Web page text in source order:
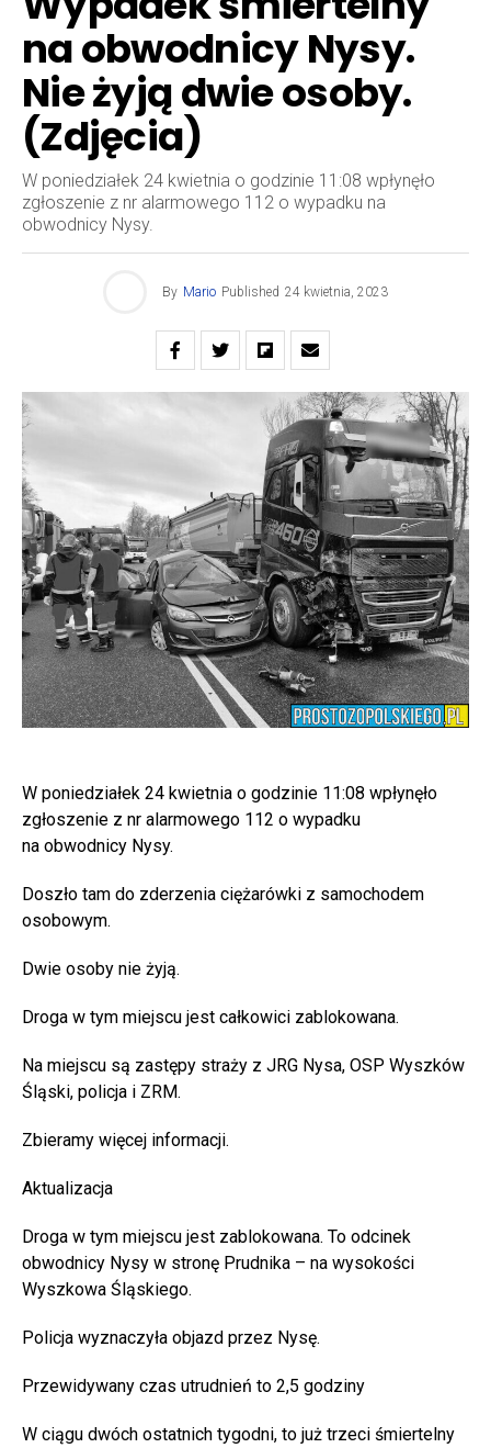
na obwodnicy Nysy.
Nie żyją dwie osoby.
(Zdjęcia)
W poniedziałek 24 kwietnia o godzinie 11:08 wpłynęło
zgłoszenie z nr alarmowego 112 o wypadku na
obwodnicy Nysy.
By Mario Published 24 kwietnia, 2023
W poniedziałek 24 kwietnia o godzinie 11:08 wpłynęło
zgłoszenie z nr alarmowego 112 o wypadku
na obwodnicy Nysy.
Doszło tam do zderzenia ciężarówki z samochodem
osobowym.
Dwie osoby nie żyją.
Droga w tym miejscu jest całkowici zablokowana.
Na miejscu są zastępy straży z JRG Nysa, OSP Wyszków
Śląski, policja i ZRM.
Zbieramy więcej informacji.
Aktualizacja
Droga w tym miejscu jest zablokowana. To odcinek
obwodnicy Nysy w stronę Prudnika – na wysokości
Wyszkowa Śląskiego.
Policja wyznaczyła objazd przez Nysę.
Przewidywany czas utrudnień to 2,5 godziny
W ciągu dwóch ostatnich tygodni, to już trzeci śmiertelny